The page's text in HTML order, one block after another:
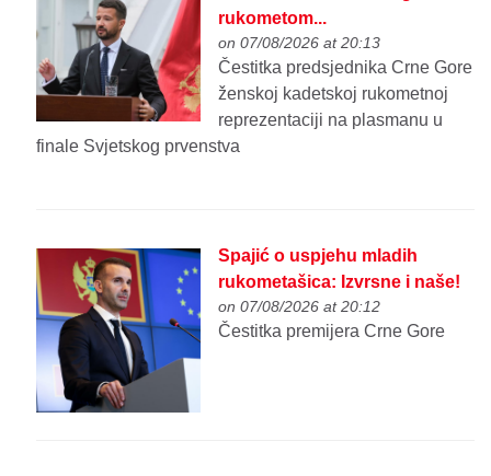
rukometom...
on 07/08/2026 at 20:13
Čestitka predsjednika Crne Gore
ženskoj kadetskoj rukometnoj
reprezentaciji na plasmanu u
finale Svjetskog prvenstva
Spajić o uspjehu mladih
rukometašica: Izvrsne i naše!
on 07/08/2026 at 20:12
Čestitka premijera Crne Gore